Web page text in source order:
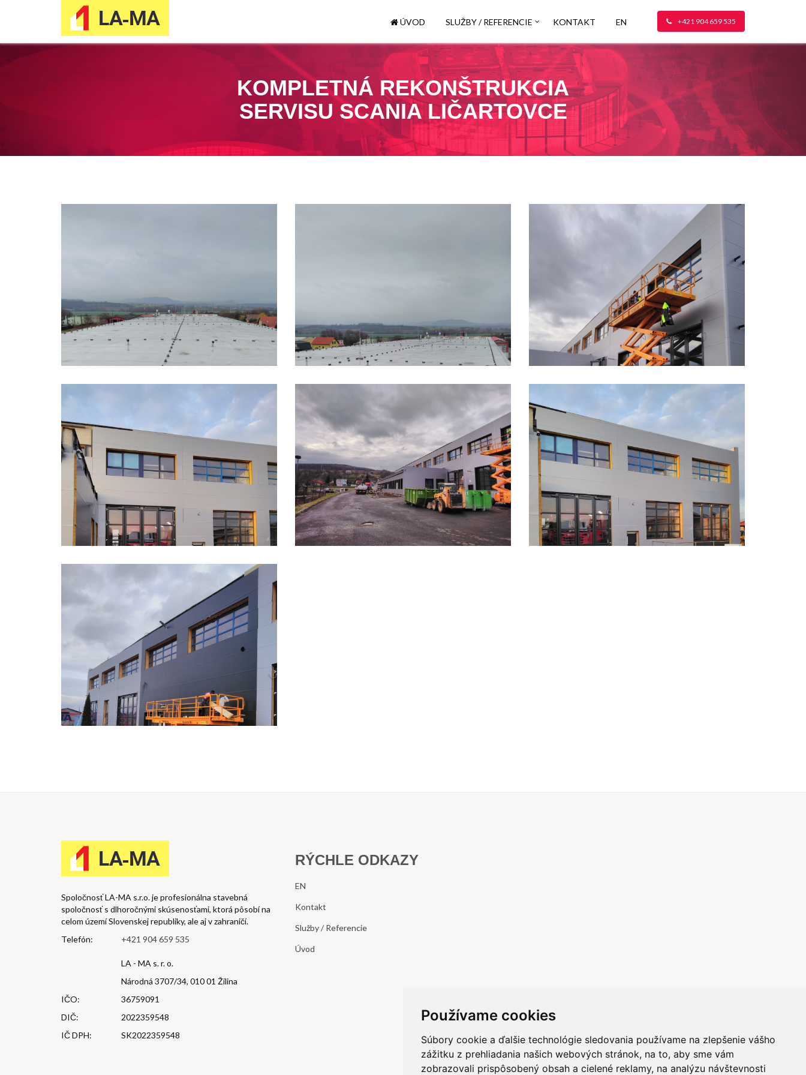
Používame cookies
Súbory cookie a ďalšie technológie sledovania používame na zlepšenie vášho
zážitku z prehliadania našich webových stránok, na to, aby sme vám
zobrazovali prispôsobený obsah a cielené reklamy, na analýzu návštevnosti
+421 904 659 535
ÚVOD SLUŽBY / REFERENCIE KONTAKT EN
KOMPLETNÁ REKONŠTRUKCIA
SERVISU SCANIA LIČARTOVCE
Spoločnosť LA-MA s.r.o. je profesionálna stavebná
spoločnosť s dlhoročnými skúsenosťami, ktorá pôsobí na
celom území Slovenskej republiky, ale aj v zahraničí.
Telefón:
+421 904 659 535
LA - MA s. r. o.
Národná 3707/34, 010 01 Žilina
IČO:
36759091
DIČ:
2022359548
IČ DPH:
SK2022359548
RÝCHLE ODKAZY
EN
Kontakt
Služby / Referencie
Úvod